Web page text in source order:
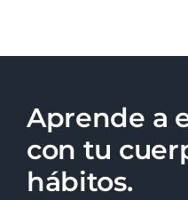
Aprende a
con tu
hábitos.